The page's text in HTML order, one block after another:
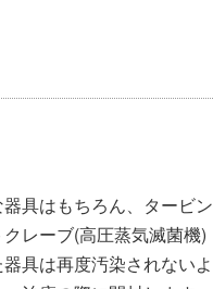
具はもちろん、タービン
レーブ(高圧蒸気滅菌機)
具は再度汚染されないよ